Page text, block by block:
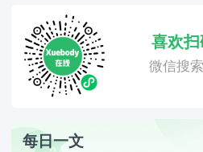
喜欢
微信搜
每日一文